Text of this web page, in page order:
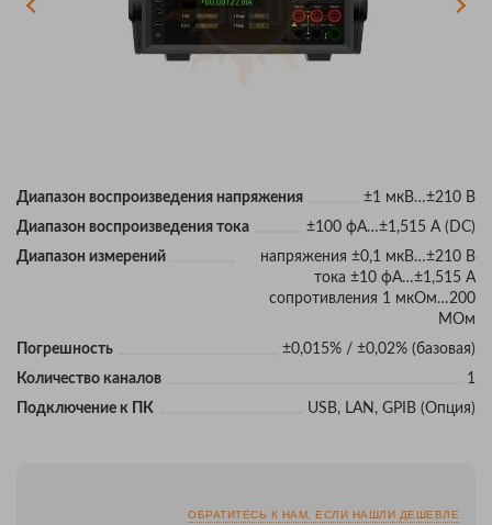
Диапазон воспроизведения напряжения
±1 мкВ…±210 В
Диапазон воспроизведения тока
±100 фА…±1,515 А (DC)
Диапазон измерений
напряжения ±0,1 мкВ…±210 В
тока ±10 фА…±1,515 А
сопротивления 1 мкОм…200
МОм
Погрешность
±0,015% / ±0,02% (базовая)
Количество каналов
1
Подключение к ПК
USB, LAN, GPIB (Опция)
ОБРАТИТЕСЬ К НАМ, ЕСЛИ НАШЛИ ДЕШЕВЛЕ